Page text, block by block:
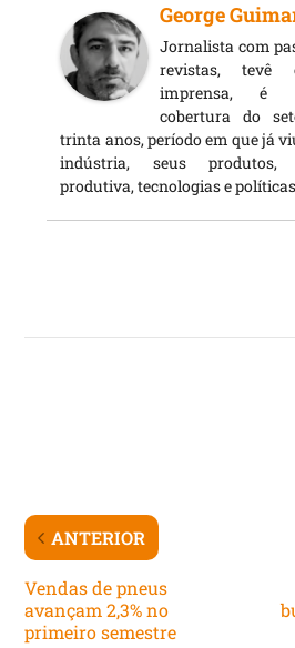
George
Jornalista com
revistas, tevê
imprensa, é
cobertura do
trinta anos, período em que já
indústria, seus produtos,
produtiva, tecnologias e
ANTERIOR
Vendas de pneus
avançam 2,3% no
primeiro semestre